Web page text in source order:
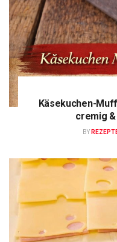
Käsekuchen-
cremig
BY